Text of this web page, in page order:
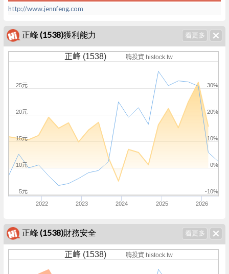
http://www.jennfeng.com
正峰 (1538)獲利能力
正峰 (1538) 嗨投資 histock.tw
2022 2023 2024 2025 2026
-10%
0%
10%
20%
30%
5元
10元
15元
20元
25元
正峰 (1538)財務安全
正峰 (1538) 嗨投資 histock.tw